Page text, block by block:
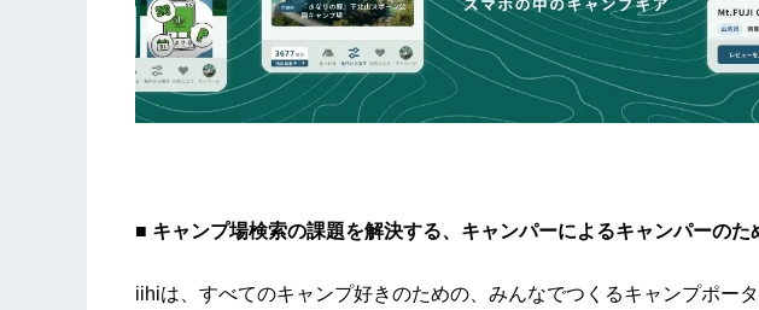
■ キャンプ場検索の課題を解決する、キャンパーによるキャンパーのた
iihiは、すべてのキャンプ好きのための、みんなでつくるキャンプポー